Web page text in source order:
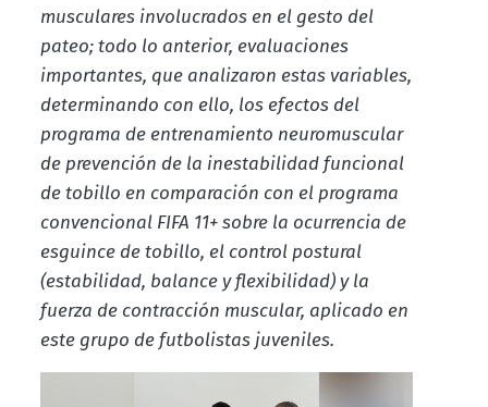
musculares involucrados en el gesto del
pateo; todo lo anterior, evaluaciones
importantes, que analizaron estas variables,
determinando con ello, los efectos del
programa de entrenamiento neuromuscular
de prevención de la inestabilidad funcional
de tobillo en comparación con el programa
convencional FIFA 11+ sobre la ocurrencia de
esguince de tobillo, el control postural
(estabilidad, balance y flexibilidad) y la
fuerza de contracción muscular, aplicado en
este grupo de futbolistas juveniles.